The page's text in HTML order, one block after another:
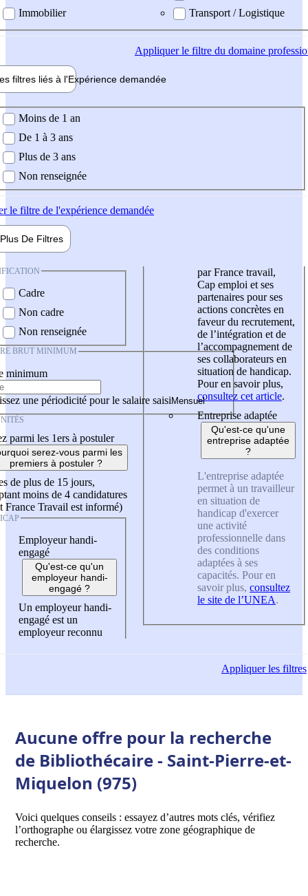
Immobilier
Transport / Logistique
Appliquerle filtre du domaine
filtres liés à l'Expérience demandée
demandée
Moins de 1 an
De 1 à 3 ans
Plus de 3 ans
Non renseignée
le filtre de l'expérience demandée
Plus De Filtres
Cadre
Non cadre
Non renseignée
BRUT MINIMUM
minimum
une périodicité pour le salaire saisi
parmi les 1ers à postuler
serez-vous parmi les
premiers à postuler ?
de plus de 15 jours,
moins de 4 candidatures
France Travail est informé)
Employeur handi-
engagé
Qu'est-ce qu'un
employeur handi-
engagé ?
Un employeur handi-
engagé est un
employeur reconnu
par France travail,
Cap emploi et ses
partenaires pour ses
actions concrètes en
faveur du recrutement,
de l’intégration et de
l’accompagnement de
ses collaborateurs en
situation de handicap.
Pour en savoir plus,
consultez cet article.
Entreprise adaptée
Qu'est-ce qu'une
entreprise adaptée
?
L'entreprise adaptée
permet à un travailleur
en situation de
handicap d'exercer
une activité
professionnelle dans
des conditions
adaptées à ses
capacités. Pour en
savoir plus, consultez
le site de l’UNEA.
Appliquerles filtres
Aucune offre pour la recherche
de Bibliothécaire - Saint-Pierre-et-
Miquelon (975)
Voici quelques conseils : essayez d’autres mots clés, vérifiez
l’orthographe ou élargissez votre zone géographique de
recherche.